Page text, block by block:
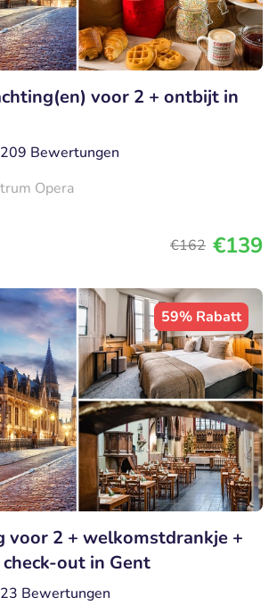
voor 2 + ontbijt in
Bewertungen
Opera
€162 €139
59% Rabatt
voor 2 + welkomstdrankje +
out in Gent
Bewertungen